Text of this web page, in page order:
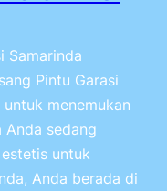
Samarinda
Pintu Garasi
menemukan
sedang
untuk
Anda berada di